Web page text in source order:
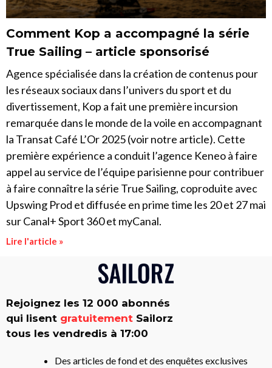
Comment Kop a accompagné la série
True Sailing – article sponsorisé
Agence spécialisée dans la création de contenus pour
les réseaux sociaux dans l’univers du sport et du
divertissement, Kop a fait une première incursion
remarquée dans le monde de la voile en accompagnant
la Transat Café L’Or 2025 (voir notre article). Cette
première expérience a conduit l’agence Keneo à faire
appel au service de l’équipe parisienne pour contribuer
à faire connaître la série True Sailing, coproduite avec
Upswing Prod et diffusée en prime time les 20 et 27 mai
sur Canal+ Sport 360 et myCanal.
Lire l'article »
Rejoignez les 12 000 abonnés
qui lisent gratuitement Sailorz
tous les vendredis à 17:00
Des articles de fond et des enquêtes exclusives